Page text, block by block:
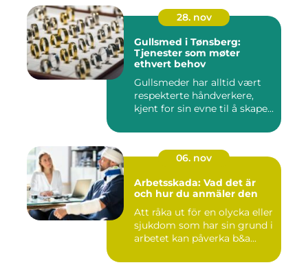
28. nov
Gullsmed i Tønsberg:
Tjenester som møter
ethvert behov
Gullsmeder har alltid vært
respekterte håndverkere,
kjent for sin evne til å skape...
06. nov
Arbetsskada: Vad det är
och hur du anmäler den
Att råka ut för en olycka eller
sjukdom som har sin grund i
arbetet kan påverka b&a...